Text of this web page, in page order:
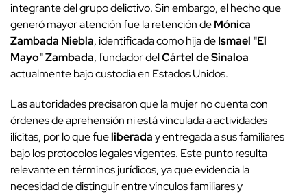
integrante del grupo delictivo. Sin embargo, el hecho que
generó mayor atención fue la retención deMónica
Zambada Niebla, identificada como hija deIsmael "El
Mayo" Zambada, fundador delCártel de Sinaloa
actualmente bajo custodia en Estados Unidos.
Las autoridades precisaron que la mujer no cuenta con
órdenes de aprehensión ni está vinculada a actividades
ilícitas, por lo que fueliberaday entregada a sus familiares
bajo los protocolos legales vigentes. Este punto resulta
relevante en términos jurídicos, ya que evidencia la
necesidad de distinguir entre vínculos familiares y